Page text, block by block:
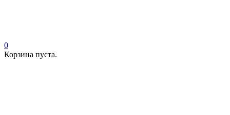
0
Корзина пуста.